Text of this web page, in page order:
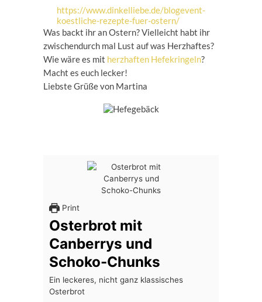
https://www.dinkelliebe.de/blogevent-
koestliche-rezepte-fuer-ostern/
Was backt ihr an Ostern? Vielleicht habt ihr
zwischendurch mal Lust auf was Herzhaftes?
Wie wäre es mit herzhaften Hefekringeln?
Macht es euch lecker!
Liebste Grüße von Martina
Print
Osterbrot mit
Canberrys und
Schoko-Chunks
Ein leckeres, nicht ganz klassisches
Osterbrot